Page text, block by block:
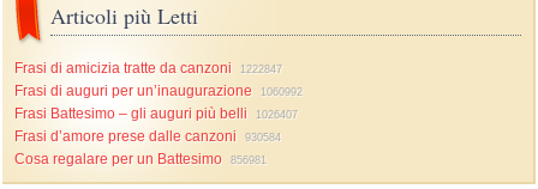
Articoli più Letti
Frasi di amicizia tratte da canzoni 1222847
Frasi di auguri per un’inaugurazione 1060992
Frasi Battesimo – gli auguri più belli 1026407
Frasi d’amore prese dalle canzoni 930584
Cosa regalare per un Battesimo 856981